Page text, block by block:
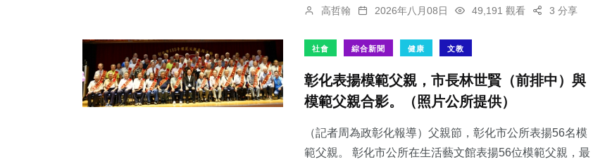
高哲翰 2026年八月08日 49,191 觀看 3 分享
社會 綜合新聞 健康 文教
彰化表揚模範父親，市長林世賢（前排中）與
模範父親合影。（照片公所提供）
（記者周為政彰化報導）父親節，彰化市公所表揚56名模
範父親。 彰化市公所在生活藝文館表揚56位模範父親，最